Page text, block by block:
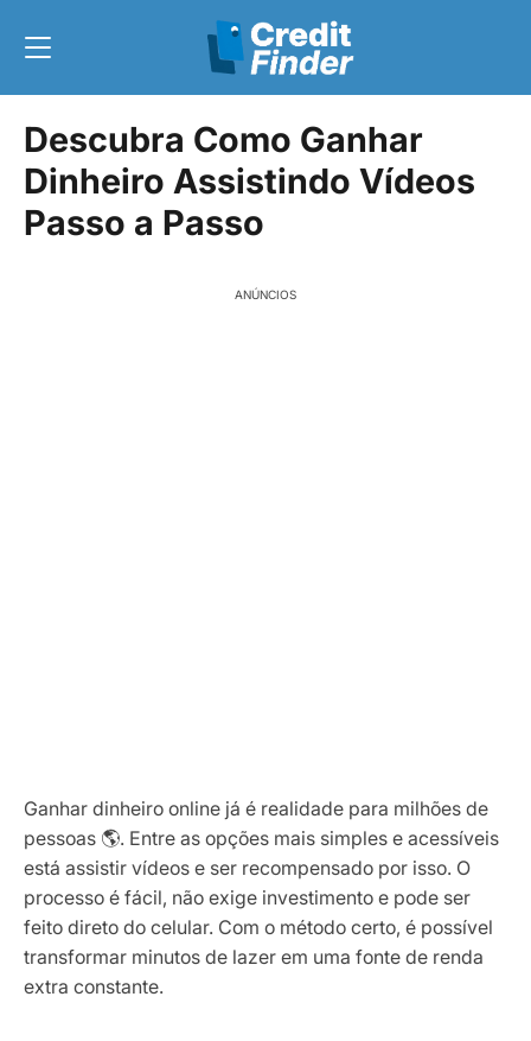
Descubra Como Ganhar
Dinheiro Assistindo Vídeos
Passo a Passo
ANÚNCIOS
Ganhar dinheiro online já é realidade para milhões de
pessoas 🌎. Entre as opções mais simples e acessíveis
está assistir vídeos e ser recompensado por isso. O
processo é fácil, não exige investimento e pode ser
feito direto do celular. Com o método certo, é possível
transformar minutos de lazer em uma fonte de renda
extra constante.